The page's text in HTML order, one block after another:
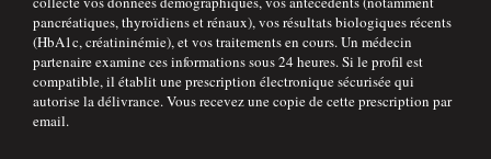
pancréatiques, thyroïdiens et rénaux), vos résultats biologiques récents
(HbA1c, créatininémie), et vos traitements en cours. Un médecin
partenaire examine ces informations sous 24 heures. Si le profil est
compatible, il établit une prescription électronique sécurisée qui
autorise la délivrance. Vous recevez une copie de cette prescription par
email.